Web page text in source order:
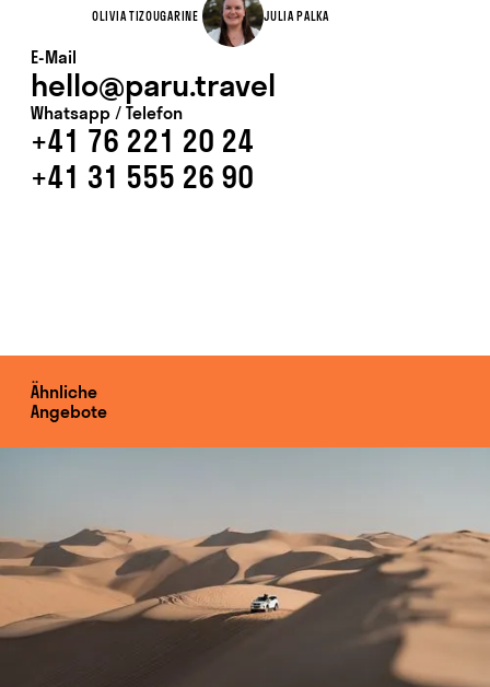
OLIVIA TIZOUGARINE JULIA PALKA
E-Mail
hello@paru.travel
Whatsapp / Telefon
+41 76 221 20 24
+41 31 555 26 90
Ähnliche
Angebote